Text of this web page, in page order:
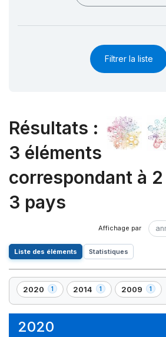
Filtrer la liste
Résultats :
3 éléments
correspondant à
3 pays
Liste des éléments Statistiques
2020 1
,
1
2014 1
,
1
2009 1
,
1
2020